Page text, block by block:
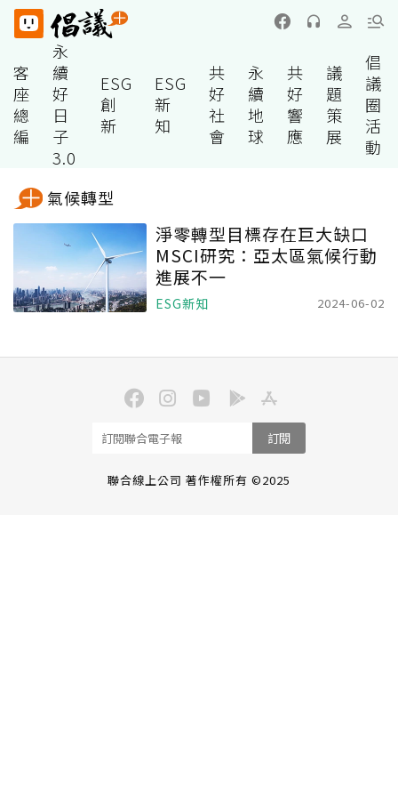
客
座
總
編
永
續
好
日
子
3.0
ESG
創
新
ESG
新
知
共
好
社
會
永
續
地
球
共
好
響
應
議
題
策
展
倡
議
圈
活
動
氣候轉型
淨零轉型目標存在巨大缺口
MSCI研究：亞太區氣候行動
進展不一
ESG新知 2024-06-02
訂閱
聯合線上公司 著作權所有 ©2025